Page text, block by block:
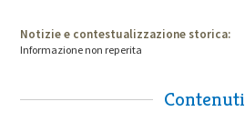
Notizie e contestualizzazione storica:
Informazione non reperita
Contenuti